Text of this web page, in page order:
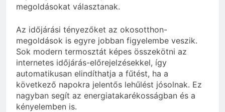
megoldásokat választanak.
Az időjárási tényezőket az okosotthon-
megoldások is egyre jobban figyelembe veszik.
Sok modern termosztát képes összekötni az
internetes időjárás-előrejelzésekkel, így
automatikusan elindíthatja a fűtést, ha a
következő napokra jelentős lehűlést jósolnak. Ez
nagyban segít az energiatakarékosságban és a
kényelemben is.